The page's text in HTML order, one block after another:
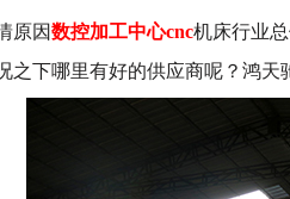
原因数控加工中心cnc机床行业
之下哪里有好的供应商呢？鸿天